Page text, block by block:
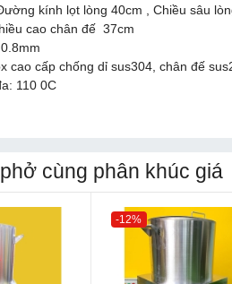
kính lọt lòng 40cm , Chiều sâu
cao chân đế 37cm
cao cấp chống dỉ sus304, chân đế
110 0C
cùng phân khúc giá
-12%